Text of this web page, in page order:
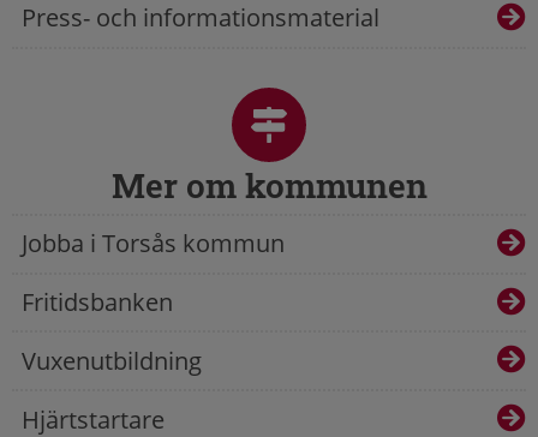
Press- och informationsmaterial
Mer om kommunen
Jobba i Torsås kommun
Fritidsbanken
Vuxenutbildning
Hjärtstartare